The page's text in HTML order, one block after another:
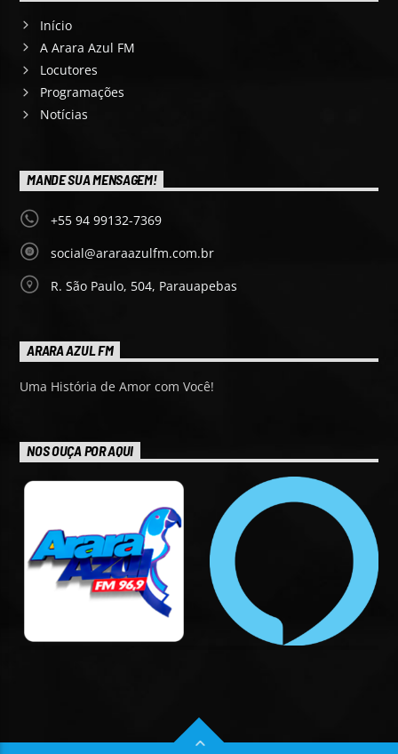
Início
A Arara Azul FM
Locutores
Programações
Notícias
MANDE SUA MENSAGEM!
+55 94 99132-7369
social@araraazulfm.com.br
R. São Paulo, 504, Parauapebas
ARARA AZUL FM
Uma História de Amor com Você!
NOS OUÇA POR AQUI